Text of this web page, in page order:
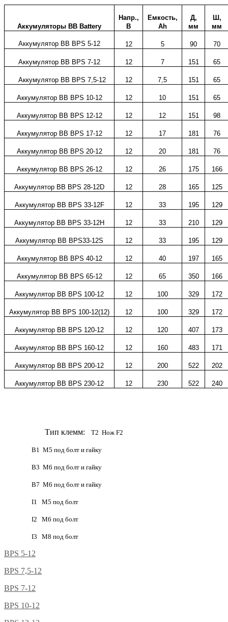
Аккумуляторы BB Battery
Напр.,
В
Емкость,
Ah
Д,
мм
Ш,
мм
Аккумулятор BB BPS 5-12 12 5 90 70
Аккумулятор BB BPS 7-12 12 7 151 65
Аккумулятор BB BPS 7 ,5-12 12 7,5 151 65
Аккумулятор BB BPS 10-12 12 10 151 65
Аккумулятор BB BPS 12-12 12 12 151 98
Аккумулятор BB BPS 1 7-12 12 17 181 76
Аккумулятор BB BPS 20-12 12 20 181 76
Аккумулятор BB BPS 26-12 12 26 175 166
Аккумулятор BB BPS 28-12D 12 28 165 125
Аккумулятор BB BPS 33-12F 12 33 195 129
Аккумулятор BB BPS 33-12H 12 33 210 129
Аккумулятор BB BPS33-12S 12 33 195 129
Аккумулятор BB BPS 40-12 12 40 197 165
Аккумулятор BB BPS 65-12 12 65 350 166
Аккумулятор BB BPS 100-12 12 100 329 172
Аккумулятор BB BPS 100-12(12) 12 100 329 172
Аккумулятор BB BPS 120-12 12 120 407 173
Аккумулятор BB BPS 160-12 12 160 483 171
Аккумулятор BB BPS 200-12 12 200 522 202
Аккумулятор BB BPS 230-12 12 230 522 240
Тип клемм: Т2 Нож F2
В1 M5 под болт и гайку
B3 М6 под болт и гайку
B7 М6 под болт и гайку
I1 М5 под болт
I2 М6 под болт
I3 М8 под болт
BPS 5-12
BPS 7,5-12
BPS 7-12
BPS 10-12